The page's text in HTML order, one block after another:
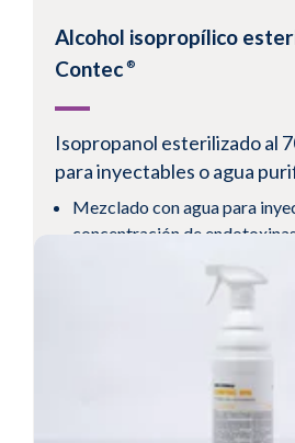
Alcohol isopropílico
Contec ®
Isopropanol esterilizado al
para inyectables o agua
Mezclado con agua para
concentración de
Pulverizador de gatillo
protegido de «bolsa en
contenido de la botella se
Disponible en varios formatos